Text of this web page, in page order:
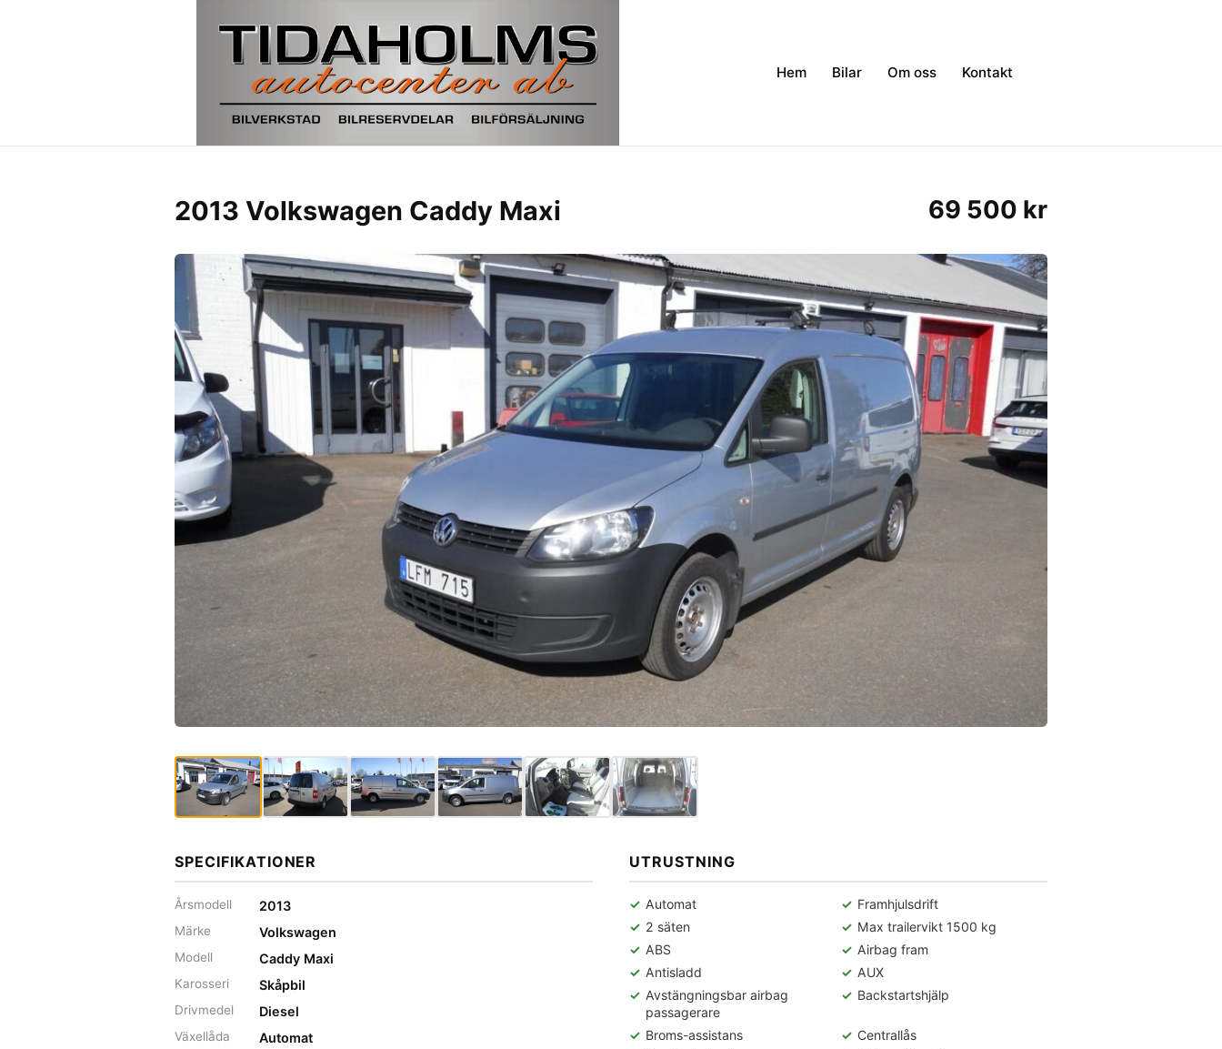
Hem Bilar Om oss Kontakt
2013 Volkswagen Caddy Maxi 69 500 kr
SPECIFIKATIONER
Årsmodell 2013
Märke Volkswagen
Modell Caddy Maxi
Karosseri Skåpbil
Drivmedel Diesel
Växellåda Automat
UTRUSTNING
Automat
Framhjulsdrift
2 säten
Max trailervikt 1500 kg
ABS
Airbag fram
Antisladd
AUX
Avstängningsbar airbag
passagerare
Backstartshjälp
Broms-assistans
Centrallås